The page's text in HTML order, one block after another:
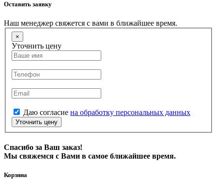
Оставить заявку
Наш менеджер свяжется с вами в ближайшее время.
×
Уточнить цену
Даю согласие на обработку персональных данных
Уточнить цену
Спасибо за Ваш заказ!
Мы свяжемся с Вами в самое ближайшее время.
Корзина